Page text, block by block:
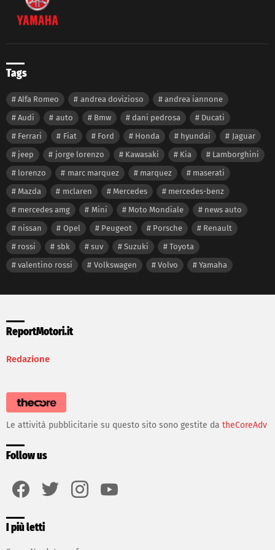
Tags
Alfa Romeo andrea dovizioso
andrea iannone
Audi
auto Bmw dani pedrosa
Ducati
Ferrari
Fiat Ford Honda hyundai
Jaguar
jeep
jorge lorenzo Kawasaki Kia
Lamborghini
lorenzo
marc marquez marquez
maserati
Mazda
mclaren Mercedes
mercedes-benz
mercedes amg
Mini Moto Mondiale
news auto
nissan
Opel Peugeot Porsche
Renault
rossi
sbk suv Suzuki
Toyota
valentino rossi
Volkswagen Volvo Yamaha
ReportMotori.it
Redazione
Le attività pubblicitarie su questo sito sono gestite da theCoreAdv
Follow us
I più letti